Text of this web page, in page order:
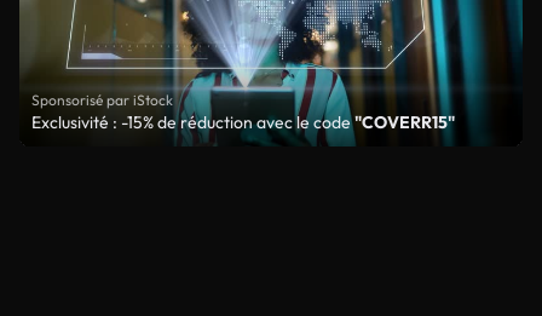
Sponsorisé par iStock
Exclusivité : -15% de réduction avec le code"COVERR15"